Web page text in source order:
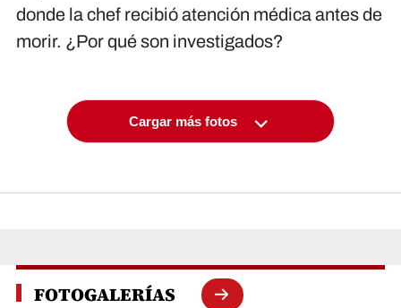
donde la chef recibió atención médica antes de
morir. ¿Por qué son investigados?
Cargar más fotos
FOTOGALERÍAS